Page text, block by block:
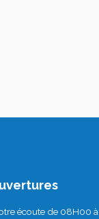
écoute de 08H00